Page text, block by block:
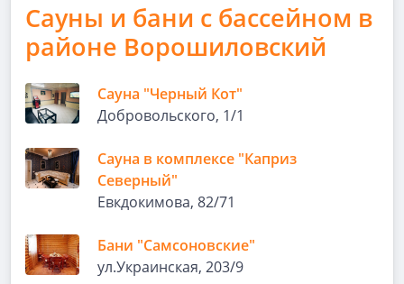
Сауны и бани с бассейном в
районе Ворошиловский
Сауна "Черный Кот"
Добровольского, 1/1
Сауна в комплексе "Каприз
Северный"
Евкдокимова, 82/71
Бани "Самсоновские"
ул.Украинская, 203/9